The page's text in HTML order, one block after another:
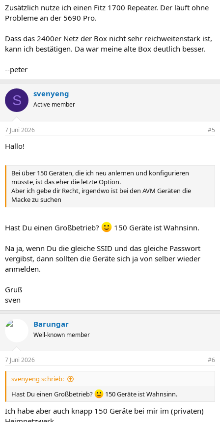
Zusätzlich nutze ich einen Fitz 1700 Repeater. Der läuft ohne
Probleme an der 5690 Pro.
Dass das 2400er Netz der Box nicht sehr reichweitenstark ist,
kann ich bestätigen. Da war meine alte Box deutlich besser.
--peter
S svenyeng
Active member
7 Juni 2026 #5
Hallo!
Bei über 150 Geräten, die ich neu anlernen und konfigurieren
müsste, ist das eher die letzte Option.
Aber ich gebe dir Recht, irgendwo ist bei den AVM Geräten die
Macke zu suchen
Hast Du einen Großbetrieb? 150 Geräte ist Wahnsinn.
Na ja, wenn Du die gleiche SSID und das gleiche Passwort
vergibst, dann sollten die Geräte sich ja von selber wieder
anmelden.
Gruß
sven
Barungar
Well-known member
7 Juni 2026 #6
svenyeng schrieb:
Hast Du einen Großbetrieb?
150 Geräte ist Wahnsinn.
Ich habe aber auch knapp 150 Geräte bei mir im (privaten)